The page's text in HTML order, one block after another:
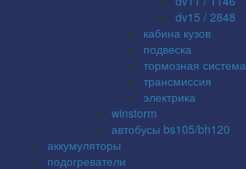
dv15 / 2848
кабина кузов
подвеска
тормозная система
трансмиссия
электрика
winstorm
автобусы bs105/bh120
аккумуляторы
подогреватели